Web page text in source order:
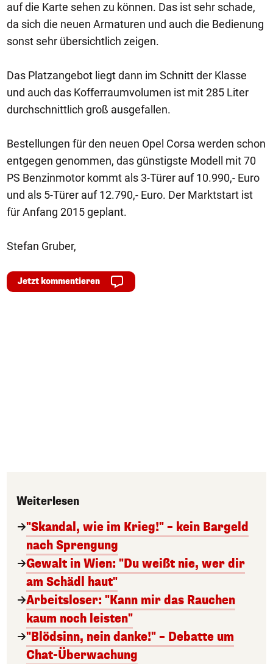
auf die Karte sehen zu können. Das ist sehr schade,
da sich die neuen Armaturen und auch die Bedienung
sonst sehr übersichtlich zeigen.
Das Platzangebot liegt dann im Schnitt der Klasse
und auch das Kofferraumvolumen ist mit 285 Liter
durchschnittlich groß ausgefallen.
Bestellungen für den neuen Opel Corsa werden schon
entgegen genommen, das günstigste Modell mit 70
PS Benzinmotor kommt als 3-Türer auf 10.990,- Euro
und als 5-Türer auf 12.790,- Euro. Der Marktstart ist
für Anfang 2015 geplant.
Stefan Gruber,
Jetzt kommentieren
Weiterlesen
"Skandal, wie im Krieg!" – kein Bargeld
nach Sprengung
Gewalt in Wien: "Du weißt nie, wer dir
am Schädl haut"
Arbeitsloser: "Kann mir das Rauchen
kaum noch leisten"
"Blödsinn, nein danke!" – Debatte um
Chat-Überwachung